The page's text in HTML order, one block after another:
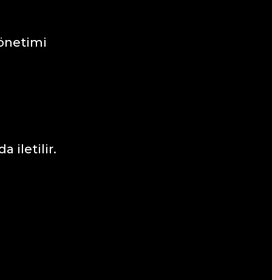
iletilir.